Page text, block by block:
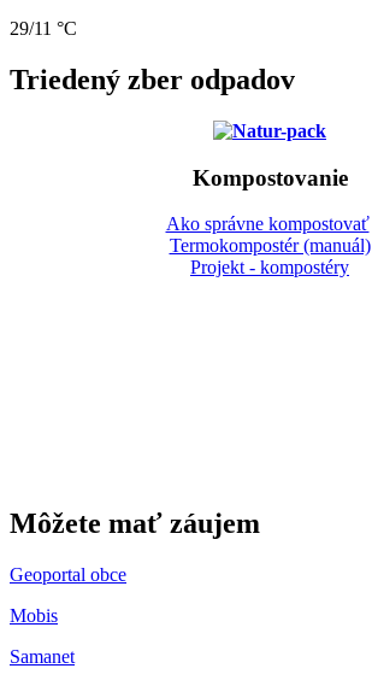
29/11 °C
Triedený zber odpadov
Kompostovanie
Ako správne kompostovať
Termokompostér (manuál)
Projekt - kompostéry
Môžete mať záujem
Geoportal obce
Mobis
Samanet